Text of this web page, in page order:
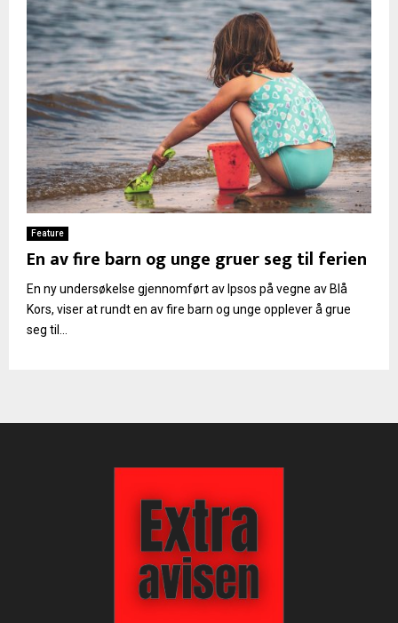
Feature
En av fire barn og unge gruer seg til ferien
En ny undersøkelse gjennomført av Ipsos på vegne av Blå
Kors, viser at rundt en av fire barn og unge opplever å grue
seg til...